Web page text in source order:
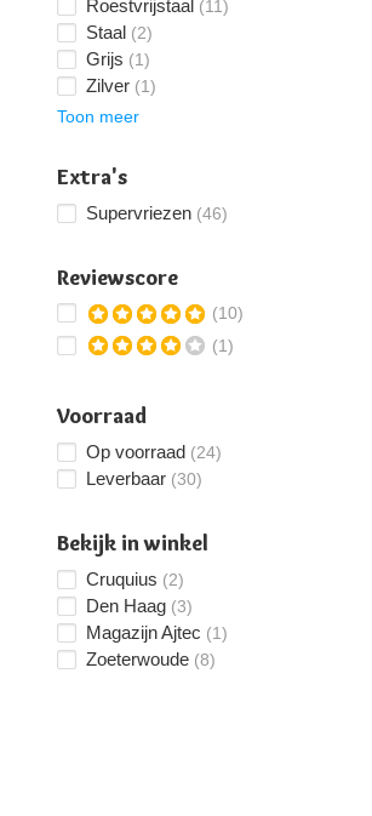
Roestvrijstaal (11)
Staal (2)
Grijs (1)
Zilver (1)
Toon meer
Extra's
Supervriezen (46)
Reviewscore
(10)
(1)
Voorraad
Op voorraad (24)
Leverbaar (30)
Bekijk in winkel
Cruquius (2)
Den Haag (3)
Magazijn Ajtec (1)
Zoeterwoude (8)